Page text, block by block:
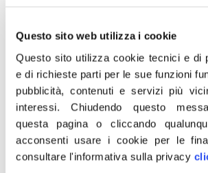
Questo sito web utilizza i cookie
Questo sito utilizza cookie tecnici e di
e di richieste parti per le sue funzioni
pubblicità, contenuti e servizi più
interessi.Chiudendo questo
questa pagina o cliccando
acconsenti usare i cookie per le
consultare l'informativa sulla privacy
influenza la maturazione
corticali, soprattutto quando
assunta prima dei 25 anni
propria neurotossicità,
propri cambiamenti nella
cervello, oltre ad alterare
prestazioni cognitive e la
possiamo giocare con la